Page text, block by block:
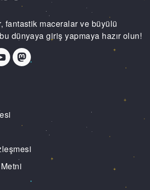
fantastik maceralar ve büyülü
dünyaya giriş yapmaya hazır olun!